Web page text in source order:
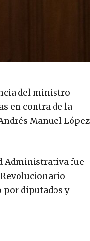
del ministro
en contra de la
Manuel López
Administrativa fue
por diputados y